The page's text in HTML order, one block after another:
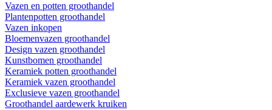
Vazen en potten groothandel
Plantenpotten groothandel
Vazen inkopen
Bloemenvazen groothandel
Design vazen groothandel
Kunstbomen groothandel
Keramiek potten groothandel
Keramiek vazen groothandel
Exclusieve vazen groothandel
Groothandel aardewerk kruiken